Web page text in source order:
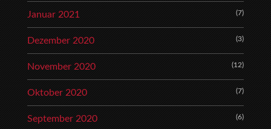
Januar 2021 (7)
Dezember 2020 (3)
November 2020 (12)
Oktober 2020 (7)
September 2020 (6)